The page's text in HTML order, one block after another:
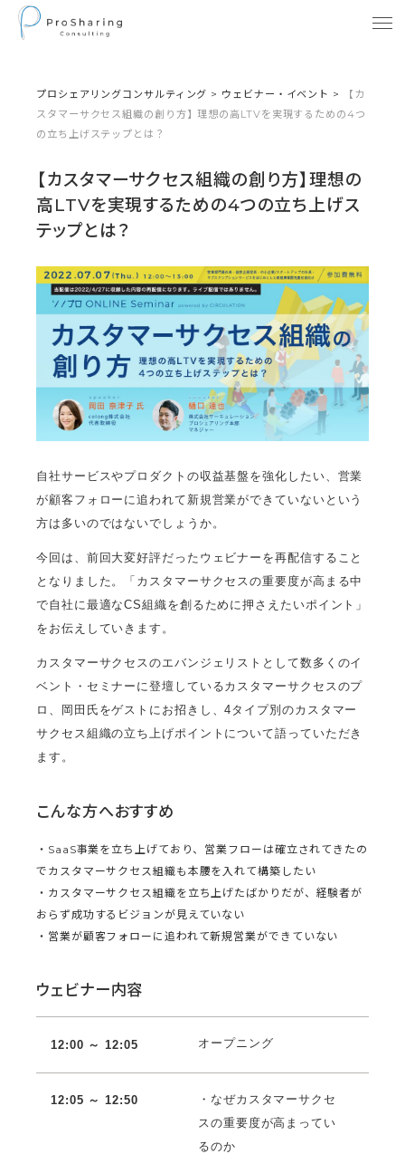
プロシェアリングコンサルティング > ウェビナー・イベント >
【カ
スタマーサクセス組織の創り方】理想の高LTVを実現するための4つ
の立ち上げステップとは？
【カスタマーサクセス組織の創り方】理想の
高LTVを実現するための4つの立ち上げス
テップとは？
自社サービスやプロダクトの収益基盤を強化したい、営業
が顧客フォローに追われて新規営業ができていないという
方は多いのではないでしょうか。
今回は、前回大変好評だったウェビナーを再配信すること
となりました。「カスタマーサクセスの重要度が高まる中
で自社に最適なCS組織を創るために押さえたいポイント」
をお伝えしていきます。
カスタマーサクセスのエバンジェリストとして数多くのイ
ベント・セミナーに登壇しているカスタマーサクセスのプ
ロ、岡田氏をゲストにお招きし、4タイプ別のカスタマー
サクセス組織の立ち上げポイントについて語っていただき
ます。
こんな方へおすすめ
・SaaS事業を立ち上げており、営業フローは確立されてきたの
でカスタマーサクセス組織も本腰を入れて構築したい
・カスタマーサクセス組織を立ち上げたばかりだが、経験者が
おらず成功するビジョンが見えていない
・営業が顧客フォローに追われて新規営業ができていない
ウェビナー内容
12:00 ～ 12:05 オープニング
12:05 ～ 12:50
・なぜカスタマーサクセ
スの重要度が高まってい
るのか